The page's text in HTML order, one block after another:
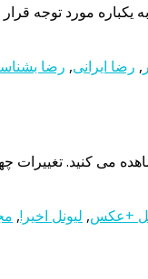
مورد توجه
, رضا ایرانی, رضا
+عکس, لیونل اخیر!,